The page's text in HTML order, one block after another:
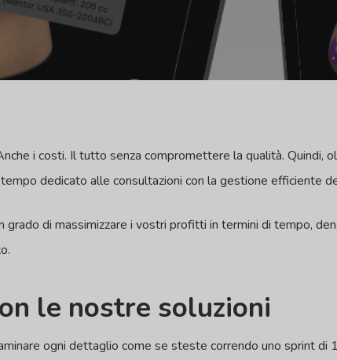
i costi. Il tutto senza compromettere la qualità. Quindi,
dedicato alle consultazioni con la gestione efficiente
grado di massimizzare i vostri profitti in termini di tempo,
le nostre soluzioni
ogni dettaglio come se steste correndo uno sprint di